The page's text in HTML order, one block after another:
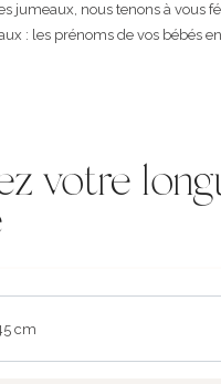
jumeaux, nous tenons à vous
: les prénoms de vos bébés
votre